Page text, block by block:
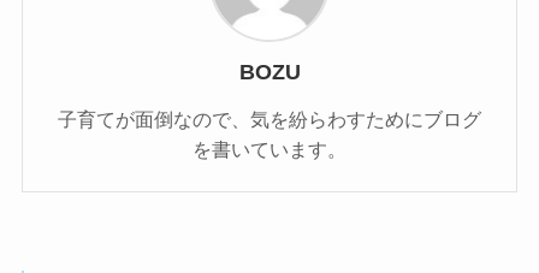
BOZU
子育てが面倒なので、気を紛らわすためにブログ
を書いています。